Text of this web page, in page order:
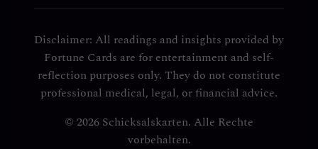
Disclaimer: All readings and insights provided by
Fortune Cards are for entertainment and self-
reflection purposes only. They do not constitute
professional medical, legal, or financial advice.
© 2026 Schicksalskarten. Alle Rechte
vorbehalten.